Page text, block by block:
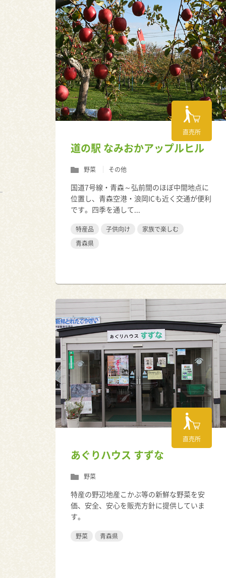
直売所
道の駅 なみおかアップルヒル
野菜 その他
国道7号線・青森～弘前間のほぼ中間地点に
位置し、青森空港・浪岡ICも近く交通が便利
です。四季を通して...
特産品 子供向け
家族で楽しむ
青森県
直売所
あぐりハウス すずな
野菜
特産の野辺地産こかぶ等の新鮮な野菜を安
価、安全、安心を販売方針に提供していま
す。
野菜 青森県